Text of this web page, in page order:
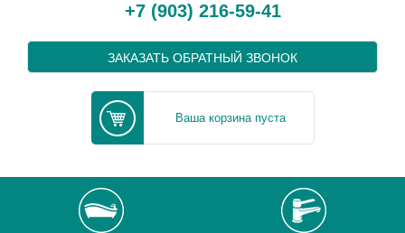
+7 (903) 216-59-41
ЗАКАЗАТЬ ОБРАТНЫЙ ЗВОНОК
Ваша корзина пуста